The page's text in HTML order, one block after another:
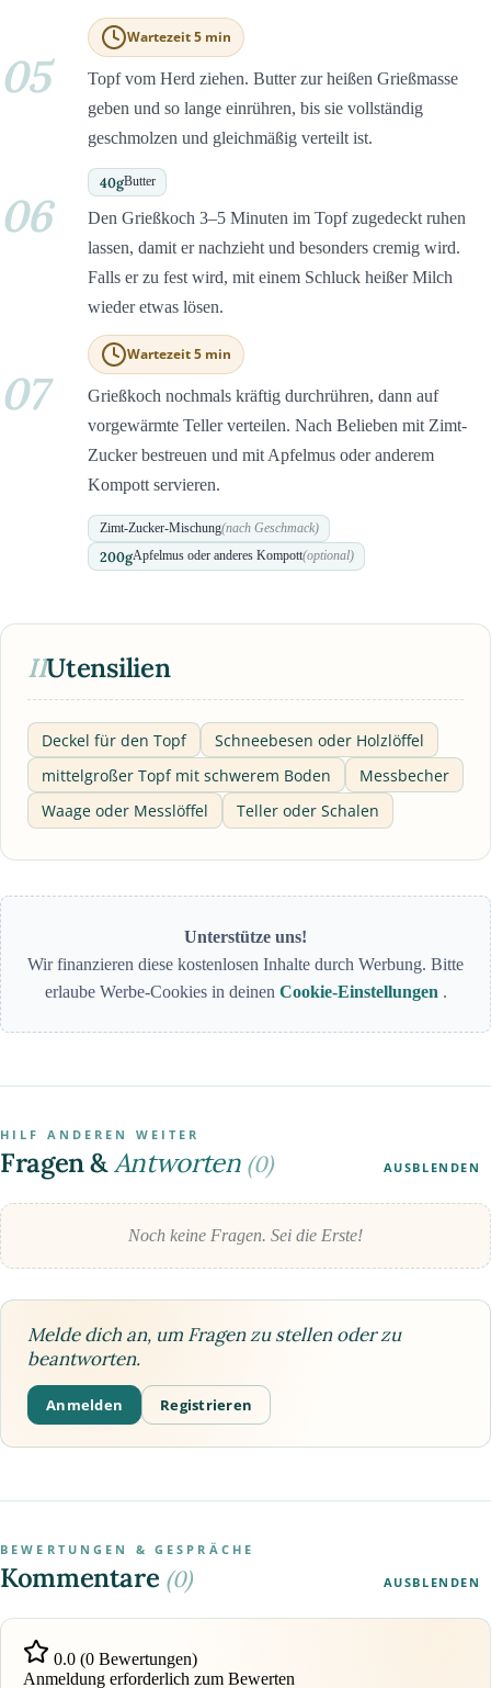
Wartezeit 5 min
05
Topf vom Herd ziehen. Butter zur heißen Grießmasse
geben und so lange einrühren, bis sie vollständig
geschmolzen und gleichmäßig verteilt ist.
40gButter
06
Den Grießkoch 3–5 Minuten im Topf zugedeckt ruhen
lassen, damit er nachzieht und besonders cremig wird.
Falls er zu fest wird, mit einem Schluck heißer Milch
wieder etwas lösen.
Wartezeit 5 min
07
Grießkoch nochmals kräftig durchrühren, dann auf
vorgewärmte Teller verteilen. Nach Belieben mit Zimt-
Zucker bestreuen und mit Apfelmus oder anderem
Kompott servieren.
Zimt-Zucker-Mischung(nach Geschmack)
200gApfelmus oder anderes Kompott(optional)
IIUtensilien
Deckel für den Topf
Schneebesen oder Holzlöffel
mittelgroßer Topf mit schwerem Boden
Messbecher
Waage oder Messlöffel
Teller oder Schalen
Unterstütze uns!
Wir finanzieren diese kostenlosen Inhalte durch Werbung. Bitte
erlaube Werbe-Cookies in deinen Cookie-Einstellungen .
HILF ANDEREN WEITER
Fragen &Antworten (0) AUSBLENDEN
Noch keine Fragen. Sei die Erste!
Melde dich an, um Fragen zu stellen oder zu
beantworten.
Anmelden Registrieren
BEWERTUNGEN & GESPRÄCHE
Kommentare (0) AUSBLENDEN
0.0 (0 Bewertungen)
Anmeldung erforderlich zum Bewerten